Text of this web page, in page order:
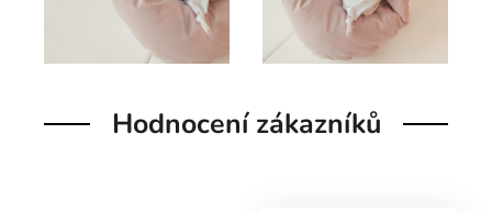
Hodnocení zákazníků